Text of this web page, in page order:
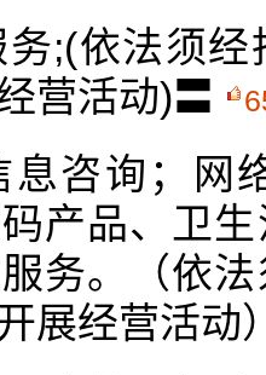
务;(依法须
营活动)〓
息咨询；网
产品、卫
务。（依
展经营活动